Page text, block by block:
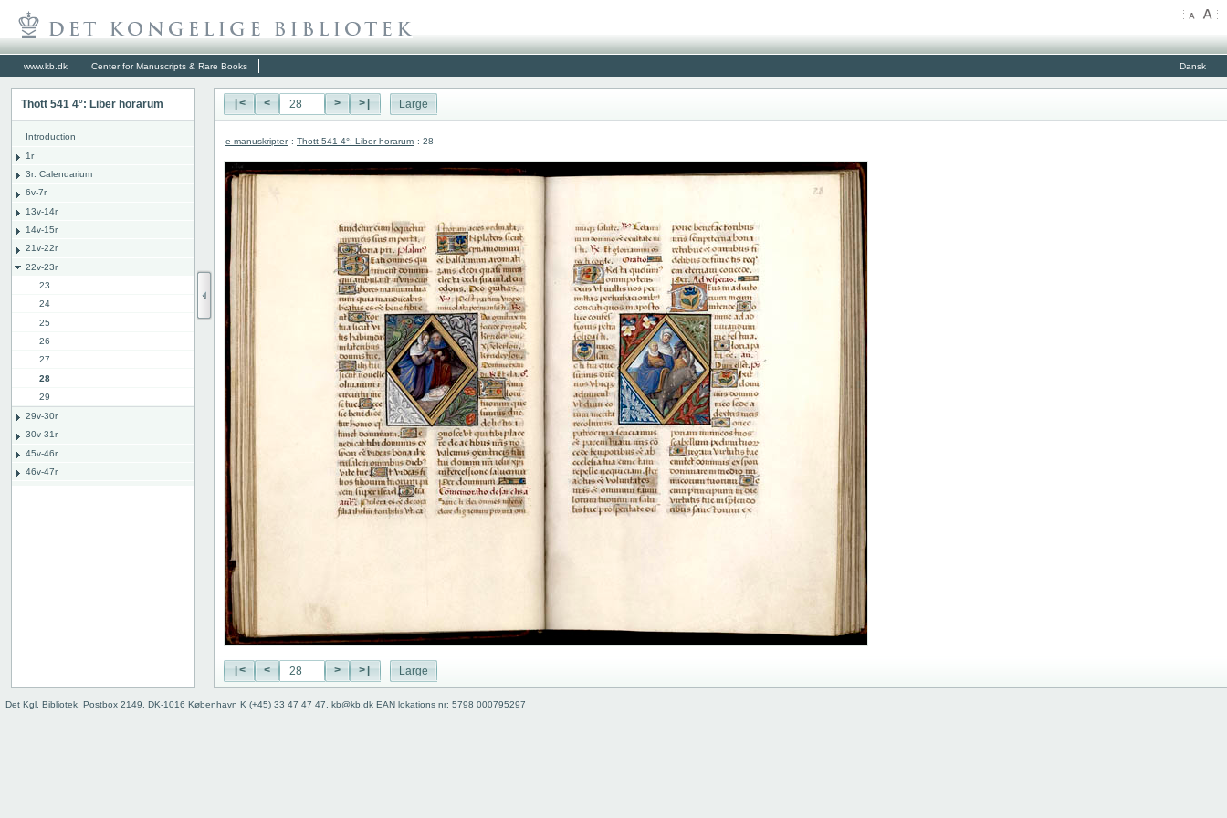
www.kb.dk Center for Manuscripts & Rare Books Dansk
Thott 541 4°: Liber horarum
Introduction
1r
3r: Calendarium
6v-7r
13v-14r
14v-15r
21v-22r
22v-23r
23
24
25
26
27
28
29
29v-30r
30v-31r
45v-46r
46v-47r
|< < > >| Large
e-manuskripter : Thott 541 4°: Liber horarum : 28
|< < > >| Large
Det Kgl. Bibliotek, Postbox 2149, DK-1016 København K (+45) 33 47 47 47, kb@kb.dk EAN lokations nr: 5798 000795297